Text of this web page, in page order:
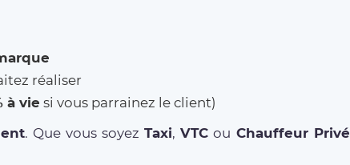
réaliser
à vie si vous parrainez le client)
. Que vous soyezTaxi,VTC ou Chauffeur Privé